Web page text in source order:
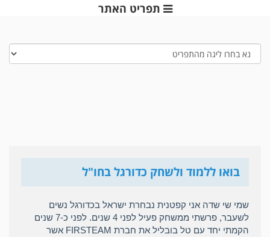
תפריט האתר
בואו ללמוד ולשחק כדורגל בחו"ל
שמי שי שדה אני קפטנית נבחרת ישראל בכדורגל נשים
לשעבר, פרשתי ממשחק פעיל לפני 4 שנים. לפני כ-7 שנים
הקמתי יחד עם טל בובליל את חברת FIRSTEAM אשר